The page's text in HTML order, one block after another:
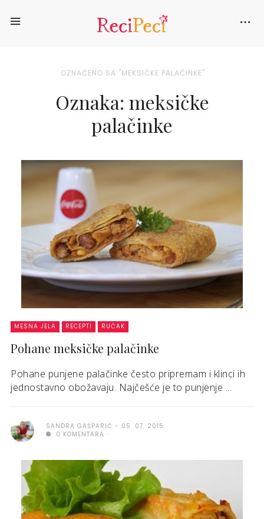
OZNAČENO SA "MEKSIČKE PALAČINKE"
Oznaka: meksičke
palačinke
MESNA JELA RECEPTI RUČAK
Pohane meksičke palačinke
Pohane punjene palačinke često pripremam i klinci ih
jednostavno obožavaju. Najčešće je to punjenje ...
SANDRA GAŠPARIĆ
05. 07. 2015.
0 KOMENTARA